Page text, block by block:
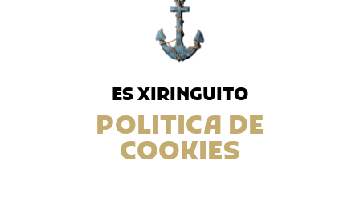
ES XIRINGUITO
POLITICA DE
COOKIES